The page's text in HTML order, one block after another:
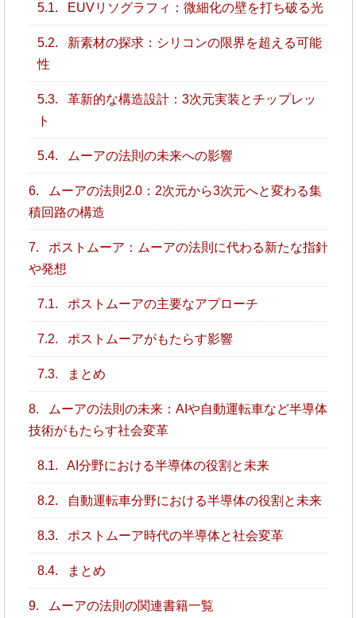
5.1. EUVリソグラフィ：微細化の壁を打ち破る光
5.2.
新素材の探求：シリコンの限界を超える可能
性
5.3.
革新的な構造設計：3次元実装とチップレッ
ト
5.4. ムーアの法則の未来への影響
6.
ムーアの法則2.0：2次元から3次元へと変わる集
積回路の構造
7.
ポストムーア：ムーアの法則に代わる新たな指針
や発想
7.1. ポストムーアの主要なアプローチ
7.2. ポストムーアがもたらす影響
7.3. まとめ
8.
ムーアの法則の未来：AIや自動運転車など半導体
技術がもたらす社会変革
8.1. AI分野における半導体の役割と未来
8.2. 自動運転車分野における半導体の役割と未来
8.3. ポストムーア時代の半導体と社会変革
8.4. まとめ
9. ムーアの法則の関連書籍一覧